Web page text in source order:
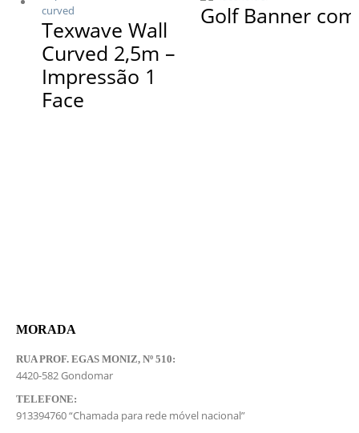
Texwave Wall
Curved 2,5m –
Impressão 1
Face
Golf Banner
MORADA
RUA PROF. EGAS MONIZ, Nº 510:
4420-582 Gondomar
TELEFONE:
913394760 “Chamada para rede móvel nacional”